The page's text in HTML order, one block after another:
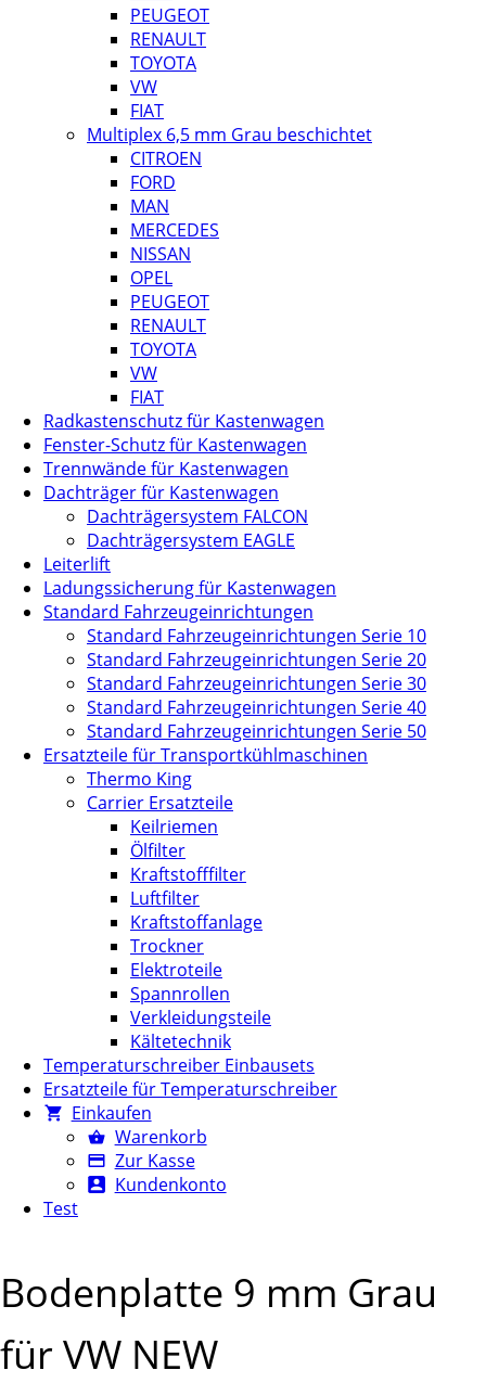
PEUGEOT
RENAULT
TOYOTA
VW
FIAT
Multiplex 6,5 mm Grau beschichtet
CITROEN
FORD
MAN
MERCEDES
NISSAN
OPEL
PEUGEOT
RENAULT
TOYOTA
VW
FIAT
Radkastenschutz für Kastenwagen
Fenster-Schutz für Kastenwagen
Trennwände für Kastenwagen
Dachträger für Kastenwagen
Dachträgersystem FALCON
Dachträgersystem EAGLE
Leiterlift
Ladungssicherung für Kastenwagen
Standard Fahrzeugeinrichtungen
Standard Fahrzeugeinrichtungen Serie 10
Standard Fahrzeugeinrichtungen Serie 20
Standard Fahrzeugeinrichtungen Serie 30
Standard Fahrzeugeinrichtungen Serie 40
Standard Fahrzeugeinrichtungen Serie 50
Ersatzteile für Transportkühlmaschinen
Thermo King
Carrier Ersatzteile
Keilriemen
Ölfilter
Kraftstofffilter
Luftfilter
Kraftstoffanlage
Trockner
Elektroteile
Spannrollen
Verkleidungsteile
Kältetechnik
Temperaturschreiber Einbausets
Ersatzteile für Temperaturschreiber
Einkaufen
Warenkorb
Zur Kasse
Kundenkonto
Test
Bodenplatte 9 mm Grau
für VW NEW